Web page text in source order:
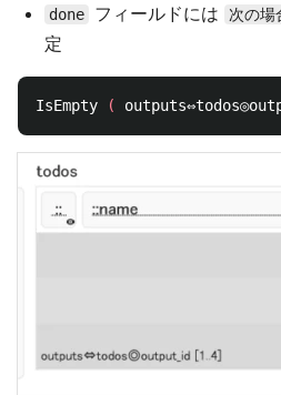
done フィールドには 次の場
定
IsEmpty (